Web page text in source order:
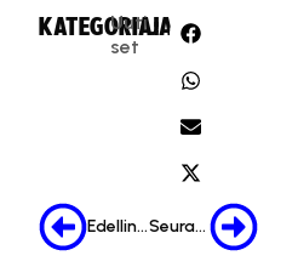
KATEGORIA:
Uuti
set
JAA:
Edellinen Seuraava